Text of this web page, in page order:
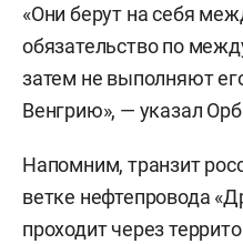
«Они берут на себя
обязательство по
затем не выполняют
Венгрию», — указал
Напомним, транзит
ветке нефтепровода
проходит через